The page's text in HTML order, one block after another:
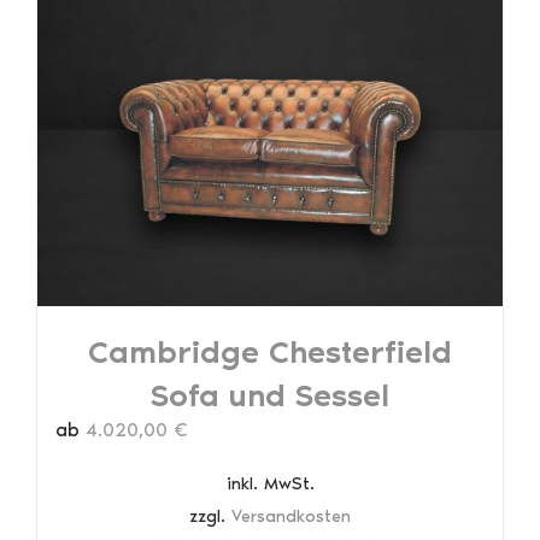
Optionen
können
auf
der
Produktseite
gewählt
Cambridge Chesterfield
Sofa und Sessel
ab 4.020,00 €
inkl. MwSt.
zzgl. Versandkosten